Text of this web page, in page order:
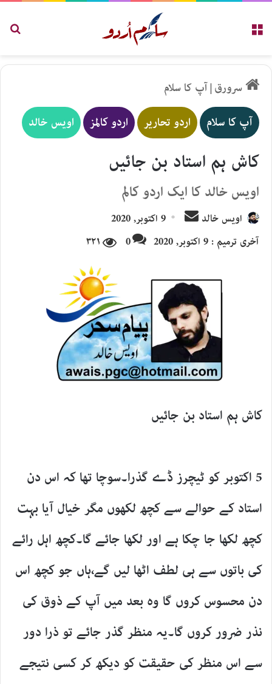
سرورق|آپ کا سلام
آپ کا سلام اردو تحاریر اردو کالمز اویس خالد
کاش ہم استاد بن جائیں
اویس خالد کا ایک اردو کالم
اویس خالد
Send
email
9 اکتوبر, 2020
آخری ترمیم : 9 اکتوبر, 2020
0 ۳۲۱
کاش ہم استاد بن جائیں
5 اکتوبر کو ٹیچرز ڈے گذرا۔سوچا تھا کہ اس دن
استاد کے حوالے سے کچھ لکھوں مگر خیال آیا بہت
کچھ لکھا جا چکا ہے اور لکھا جائے گا۔کچھ اہل رائے
کی باتوں سے ہی لطف اٹھا لیں گے،ہاں جو کچھ اس
دن محسوس کروں گا وہ بعد میں آپ کے ذوق کی
نذر ضرور کروں گا۔یہ منظر گذر جائے تو ذرا دور
سے اس منظر کی حقیقت کو دیکھ کر کسی نتیجے